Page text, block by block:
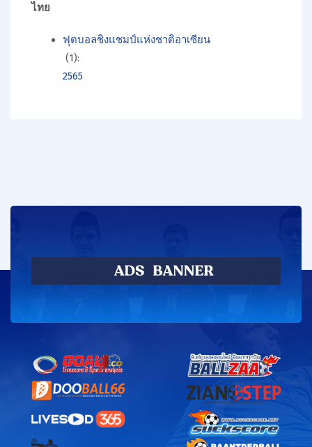
ไทย
ฟุตบอลชิงแชมป์แห่งชาติอาเซียน
(1):
2565